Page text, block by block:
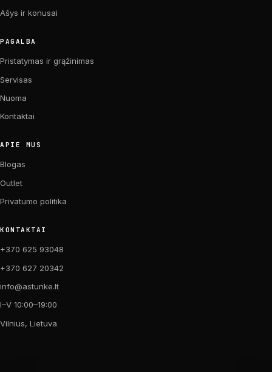
Ašys ir konusai
PAGALBA
Pristatymas ir grąžinimas
Servisas
Nuoma
Kontaktai
APIE MUS
Blogas
Outlet
Privatumo politika
KONTAKTAI
+370 625 93048
+370 627 20342
info@astunke.lt
I–V 10:00–19:00
Vilnius, Lietuva